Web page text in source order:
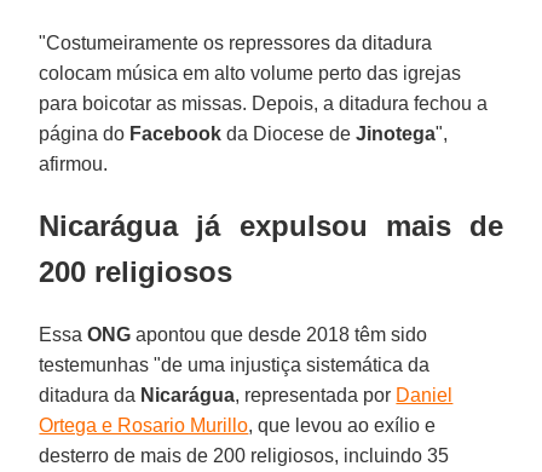
"Costumeiramente os repressores da ditadura
colocam música em alto volume perto das igrejas
para boicotar as missas. Depois, a ditadura fechou a
página do Facebook da Diocese deJinotega",
afirmou.
Nicarágua já expulsou mais de
200 religiosos
EssaONG apontou que desde 2018 têm sido
testemunhas "de uma injustiça sistemática da
ditadura da Nicarágua, representada por Daniel
Ortega e Rosario Murillo, que levou ao exílio e
desterro de mais de 200 religiosos, incluindo 35